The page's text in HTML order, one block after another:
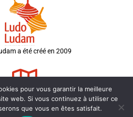
a été créé en 2009
Rue des Bruyères
49240 Avrillé
pour vous garantir la meilleure
web. Si vous continuez à utiliser ce
que vous en êtes satisfait.